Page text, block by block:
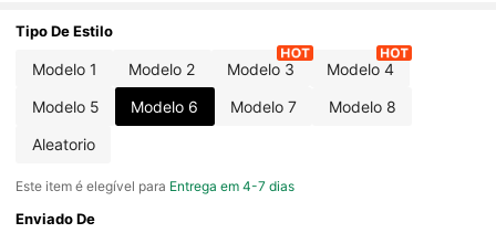
Tipo De Estilo
Modelo 1 Modelo 2 Modelo 3 Modelo 4
Modelo 5 Modelo 6 Modelo 7 Modelo 8
Aleatorio
Este item é elegível para Entrega em 4-7 dias
Enviado De